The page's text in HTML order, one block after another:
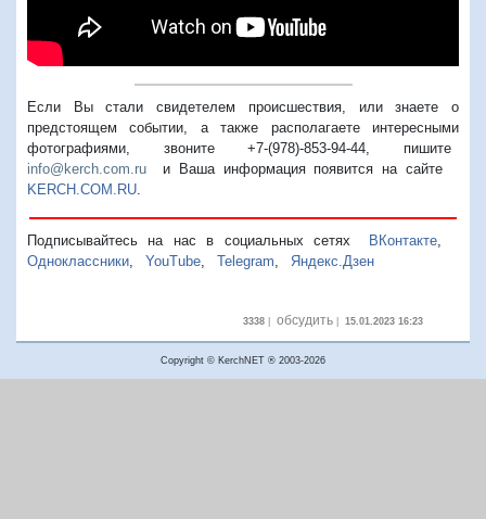
Если Вы стали свидетелем происшествия, или знаете о
предстоящем событии, а также располагаете интересными
фотографиями, звоните +7-(978)-853-94-44, пишите
info@kerch.com.ru и Ваша информация появится на сайте
KERCH.COM.RU
Подписывайтесь на нас в социальных сетях ВКонтакте,
Одноклассники
YouTube Telegram Яндекс.Дзен
3338| обсудить| 15.01.2023 16:23
Copyright © KerchNET ® 2003-2026